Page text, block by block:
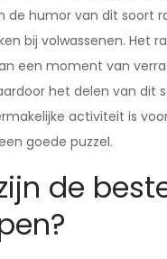
de humor van dit soort
bij volwassenen. Het
een moment van
het delen van dit
activiteit is
goede puzzel.
de